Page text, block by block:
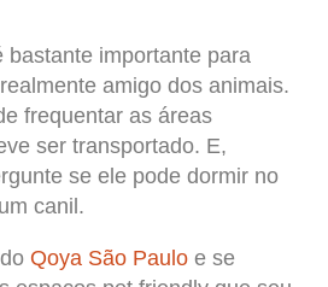
bastante importante para
amigo dos animais.
frequentar as áreas
ser transportado. E,
se ele pode dormir no
canil.
Qoya São Paulo e se